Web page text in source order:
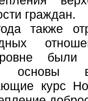
граждан.
также
основы
курс